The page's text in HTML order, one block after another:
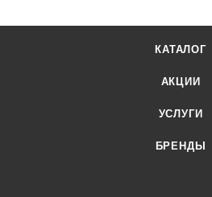
микровыключателем, который
открытии дверцы и включающий
ёмкостью для сбора воды.
КАТАЛОГ
АКЦИИ
УСЛУГИ
БРЕНДЫ